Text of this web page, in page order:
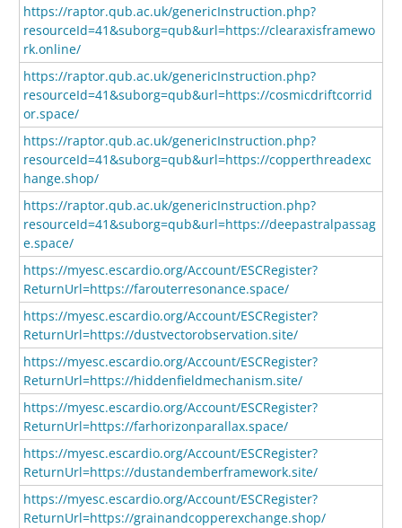
https://raptor.qub.ac.uk/genericInstruction.php?
resourceId=41&suborg=qub&url=https://clearaxisframewo
rk.online/
https://raptor.qub.ac.uk/genericInstruction.php?
resourceId=41&suborg=qub&url=https://cosmicdriftcorrid
or.space/
https://raptor.qub.ac.uk/genericInstruction.php?
resourceId=41&suborg=qub&url=https://copperthreadexc
hange.shop/
https://raptor.qub.ac.uk/genericInstruction.php?
resourceId=41&suborg=qub&url=https://deepastralpassag
e.space/
https://myesc.escardio.org/Account/ESCRegister?
ReturnUrl=https://farouterresonance.space/
https://myesc.escardio.org/Account/ESCRegister?
ReturnUrl=https://dustvectorobservation.site/
https://myesc.escardio.org/Account/ESCRegister?
ReturnUrl=https://hiddenfieldmechanism.site/
https://myesc.escardio.org/Account/ESCRegister?
ReturnUrl=https://farhorizonparallax.space/
https://myesc.escardio.org/Account/ESCRegister?
ReturnUrl=https://dustandemberframework.site/
https://myesc.escardio.org/Account/ESCRegister?
ReturnUrl=https://grainandcopperexchange.shop/